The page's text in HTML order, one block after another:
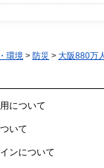
環境 > 防災 > 大阪880万
について
いて
ンについて